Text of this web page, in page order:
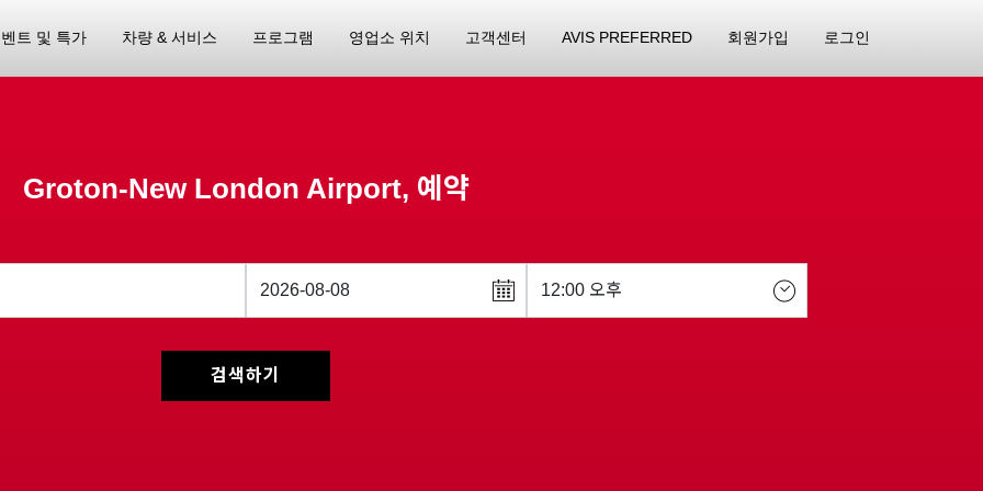
트 및 특가 차량 & 서비스 프로그램 영업소 위치 고객센터 AVIS PREFERRED 회원가입 로그인
Groton-New London Airport, 예약
검색하기